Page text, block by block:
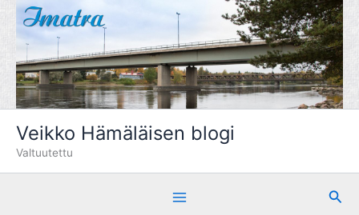
Siirry
sisältöön
Veikko Hämäläisen blogi
Valtuutettu
Hae